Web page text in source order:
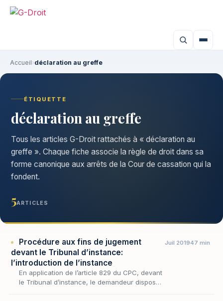
Aller
Accueil›déclaration au greffe
ÉTIQUETTE
déclaration au greffe
Tous les articles G-Droit rattachés à « déclaration au
greffe ». Chaque fiche associe la règle de droit dans sa
forme canonique aux arrêts de la Cour de cassation qui la
fondent.
5ARTICLES
Procédure aux fins de jugement
devant le Tribunal d’instance:
l’introduction de l’instance
En application de l’article 829 du CPC, devant
le Tribunal d’instance, le demandeur dispose
Juil 201947 min